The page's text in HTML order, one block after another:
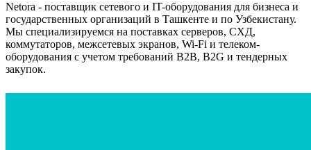
Netora - поставщик сетевого и IT-оборудования для бизнеса и
государственных организаций в Ташкенте и по Узбекистану.
Мы специализируемся на поставках серверов, СХД,
коммутаторов, межсетевых экранов, Wi-Fi и телеком-
оборудования с учетом требований B2B, B2G и тендерных
закупок.